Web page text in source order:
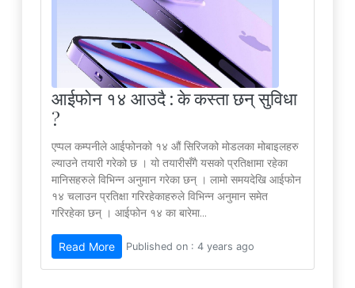
आईफोन १४ आउदै : के कस्ता छन् सुविधा
?
एप्पल कम्पनीले आईफोनको १४ औं सिरिजको मोडलका मोबाइलहरु
ल्याउने तयारी गरेको छ । यो तयारीसँगै यसको प्रतिक्षामा रहेका
मानिसहरुले विभिन्न अनुमान गरेका छन् । लामो समयदेखि आईफोन
१४ चलाउन प्रतिक्षा गरिरहेकाहरुले विभिन्न अनुमान समेत
गरिरहेका छन् । आईफोन १४ का बारेमा...
Read More Published on : 4 years ago